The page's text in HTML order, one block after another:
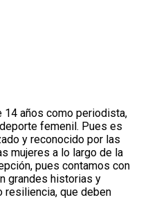
14 años como periodista,
femenil. Pues es
y reconocido por las
mujeres a lo largo de la
pues contamos con
grandes historias y
resiliencia, que deben